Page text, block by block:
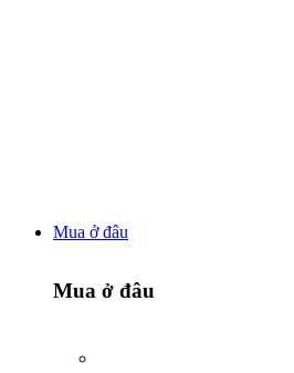
Mua ở đâu
Mua ở đâu